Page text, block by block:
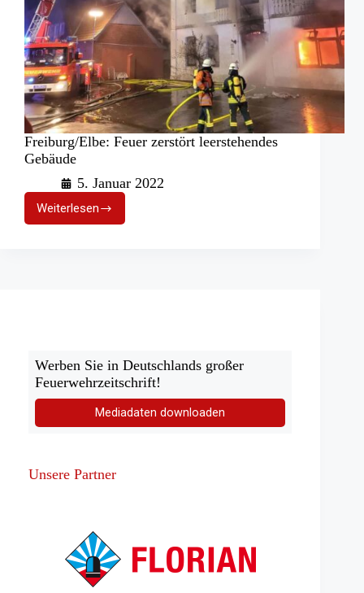
Freiburg/Elbe: Feuer zerstört leerstehendes
Gebäude
5. Januar 2022
WeiterlesenFreiburg/Elbe:
Feuer
Werben Sie in Deutschlands großer
Feuerwehrzeitschrift!
Mediadaten downloaden
Unsere Partner